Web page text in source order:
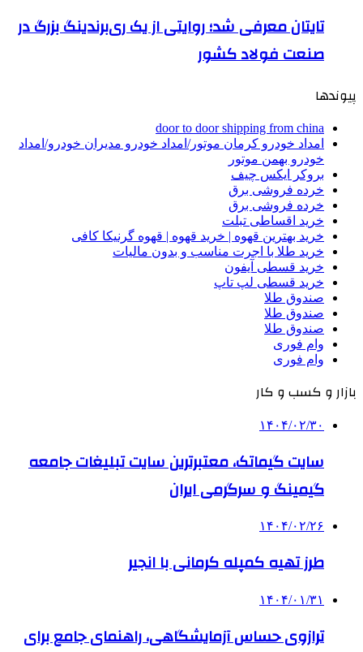
تایتان معرفی شد؛ روایتی از یک ری‌برندینگ بزرگ در
صنعت فولاد کشور
پیوندها
door to door shipping from china
امداد خودرو کرمان موتور/امداد خودرو مدیران خودرو/امداد
خودرو بهمن موتور
بروکر ایکس چیف
خرده فروشی برق
خرده فروشی برق
خرید اقساطی تبلت
خرید بهترین قهوه | خرید قهوه | قهوه گرنیکا کافی
خرید طلا با اجرت مناسب و بدون مالیات
خرید قسطی آیفون
خرید قسطی لپ تاپ
صندوق طلا
صندوق طلا
صندوق طلا
وام فوری
وام فوری
بازار و کسب و کار
۱۴۰۴/۰۲/۳۰
سایت گیماتک، معتبرترین سایت تبلیغات جامعه
گیمینگ و سرگرمی ایران
۱۴۰۴/۰۲/۲۶
طرز تهیه کمپله کرمانی با انجیر
۱۴۰۴/۰۱/۳۱
ترازوی حساس آزمایشگاهی، راهنمای جامع برای